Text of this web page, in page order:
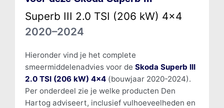
Superb III 2.0 TSI (206 kW) 4x4
2020–2024
Hieronder vind je het complete
smeermiddelenadvies voor de Skoda Superb III
2.0 TSI (206 kW) 4x4(bouwjaar 2020-2024).
Per onderdeel zie je welke producten Den
Hartog adviseert, inclusief vulhoeveelheden en